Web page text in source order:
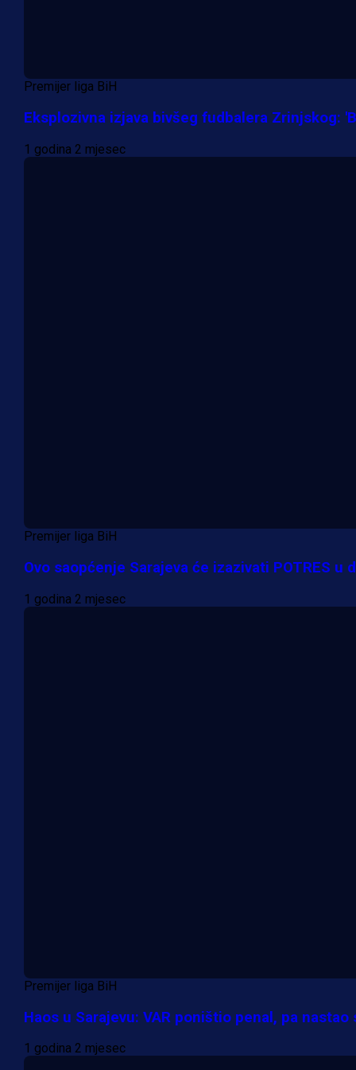
Premijer liga BiH
Eksplozivna izjava bivšeg fudbalera Zrinjskog:
1 godina 2 mjesec
Premijer liga BiH
Ovo saopćenje Sarajeva će izazivati POTRES u
1 godina 2 mjesec
Premijer liga BiH
Haos u Sarajevu: VAR poništio penal, pa
1 godina 2 mjesec